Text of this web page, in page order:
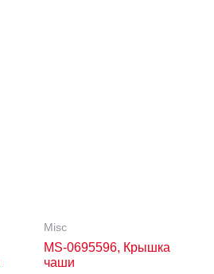
Misc
MS-0695596, Крышка
чаши